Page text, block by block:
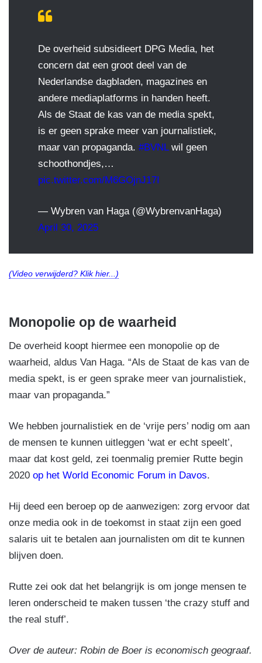
De overheid subsidieert DPG Media, het
concern dat een groot deel van de
Nederlandse dagbladen, magazines en
andere mediaplatforms in handen heeft.
Als de Staat de kas van de media spekt,
is er geen sprake meer van journalistiek,
maar van propaganda. #BVNLwil geen
schoothondjes,…
pic.twitter.com/M6GOjnJ17I
— Wybren van Haga (@WybrenvanHaga)
April 30, 2025
(Video verwijderd? Klik hier...)
Monopolie op de waarheid
De overheid koopt hiermee een monopolie op de
waarheid, aldus Van Haga. “Als de Staat de kas van de
media spekt, is er geen sprake meer van journalistiek,
maar van propaganda.”
We hebben journalistiek en de ‘vrije pers’ nodig om aan
de mensen te kunnen uitleggen ‘wat er echt speelt’,
maar dat kost geld, zei toenmalig premier Rutte begin
2020 op het World Economic Forum in Davos.
Hij deed een beroep op de aanwezigen: zorg ervoor dat
onze media ook in de toekomst in staat zijn een goed
salaris uit te betalen aan journalisten om dit te kunnen
blijven doen.
Rutte zei ook dat het belangrijk is om jonge mensen te
leren onderscheid te maken tussen ‘the crazy stuff and
the real stuff’.
Over de auteur: Robin de Boer is economisch geograaf.